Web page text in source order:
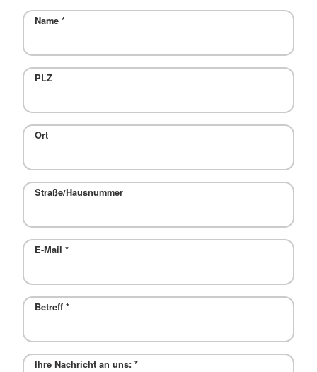
Name *
PLZ
Ort
Straße/Hausnummer
E-Mail *
Betreff *
Ihre Nachricht an uns: *